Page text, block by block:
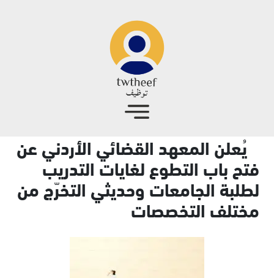
يُعلن المعهد القضائي الأردني عن
فتح باب التطوع لغايات التدريب
لطلبة الجامعات وحديثي التخرّج من
مختلف التخصصات